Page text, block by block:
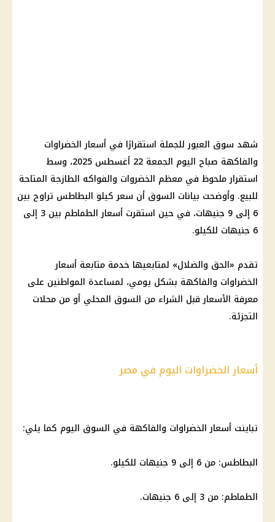
شهد سوق العبور للجملة استقرارًا في أسعار الخضراوات
والفاكهة صباح اليوم الجمعة 22 أغسطس 2025، وسط
استقرار ملحوظ في معظم الخضروات والفواكه الطازجة المتاحة
للبيع. وأوضحت بيانات السوق أن سعر كيلو البطاطس تراوح بين
6 إلى 9 جنيهات، في حين استقرت أسعار الطماطم بين 3 إلى
6 جنيهات للكيلو.
تقدم «الحق والضلال» لمتابعيها خدمة متابعة أسعار
الخضراوات والفاكهة بشكل يومي، لمساعدة المواطنين على
معرفة الأسعار قبل الشراء من السوق المحلي أو من محلات
التجزئة.
أسعار الخضراوات اليوم في مصر
تباينت أسعار الخضراوات والفاكهة في السوق اليوم كما يلي:
البطاطس: من 6 إلى 9 جنيهات للكيلو.
الطماطم: من 3 إلى 6 جنيهات.